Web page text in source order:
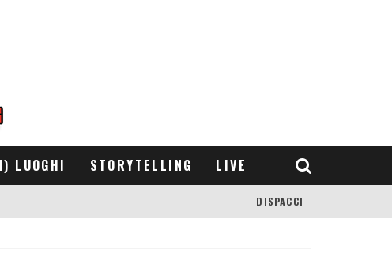
LUOGHI STORYTELLING LIVE
DISPACCI